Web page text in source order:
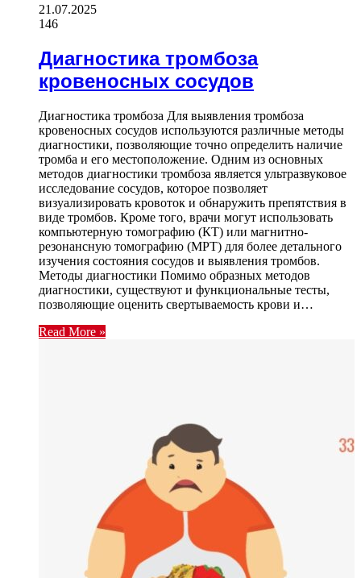
21.07.2025
146
Диагностика тромбоза
кровеносных сосудов
Диагностика тромбоза Для выявления тромбоза
кровеносных сосудов используются различные методы
диагностики, позволяющие точно определить наличие
тромба и его местоположение. Одним из основных
методов диагностики тромбоза является ультразвуковое
исследование сосудов, которое позволяет
визуализировать кровоток и обнаружить препятствия в
виде тромбов. Кроме того, врачи могут использовать
компьютерную томографию (КТ) или магнитно-
резонансную томографию (МРТ) для более детального
изучения состояния сосудов и выявления тромбов.
Методы диагностики Помимо образных методов
диагностики, существуют и функциональные тесты,
позволяющие оценить свертываемость крови и…
Read More »